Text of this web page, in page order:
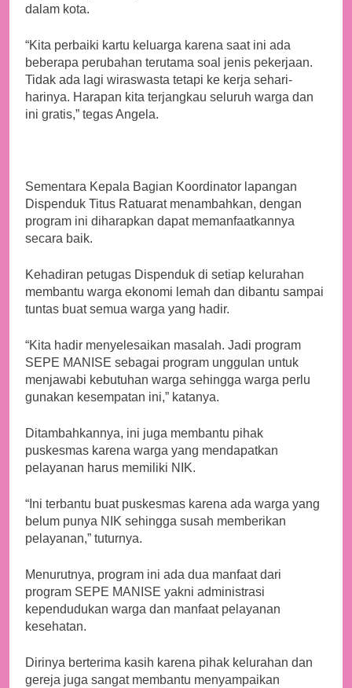
dalam kota.
“Kita perbaiki kartu keluarga karena saat ini ada
beberapa perubahan terutama soal jenis pekerjaan.
Tidak ada lagi wiraswasta tetapi ke kerja sehari-
harinya. Harapan kita terjangkau seluruh warga dan
ini gratis,” tegas Angela.
Sementara Kepala Bagian Koordinator lapangan
Dispenduk Titus Ratuarat menambahkan, dengan
program ini diharapkan dapat memanfaatkannya
secara baik.
Kehadiran petugas Dispenduk di setiap kelurahan
membantu warga ekonomi lemah dan dibantu sampai
tuntas buat semua warga yang hadir.
“Kita hadir menyelesaikan masalah. Jadi program
SEPE MANISE sebagai program unggulan untuk
menjawabi kebutuhan warga sehingga warga perlu
gunakan kesempatan ini,” katanya.
Ditambahkannya, ini juga membantu pihak
puskesmas karena warga yang mendapatkan
pelayanan harus memiliki NIK.
“Ini terbantu buat puskesmas karena ada warga yang
belum punya NIK sehingga susah memberikan
pelayanan,” tuturnya.
Menurutnya, program ini ada dua manfaat dari
program SEPE MANISE yakni administrasi
kependudukan warga dan manfaat pelayanan
kesehatan.
Dirinya berterima kasih karena pihak kelurahan dan
gereja juga sangat membantu menyampaikan